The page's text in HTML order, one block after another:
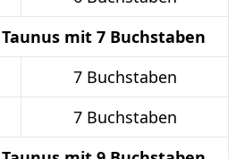
mit 7 Buchstaben
7 Buchstaben
7 Buchstaben